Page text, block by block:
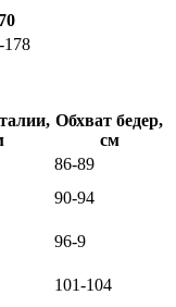
178
Обхват бедер,
см
86-89
90-94
96-9
101-104